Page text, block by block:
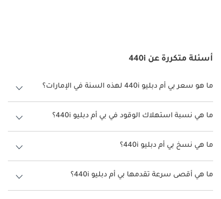
أسئلة متكررة عن 440i
ما هو سعر بي أم دبليو 440i لهذه السنة في الإمارات؟
بي أم دبليو 440i لهذه السنة في الإمارات هو TBD.
ما هي نسبة استهلاك الوقود في بي أم دبليو 440i؟
اقترحت الشركة المصنعة أن تكون نسبة توفير استهلاك الوقود لسيارة بي أم
دبليو 440i هو TBD.
ما هي نسخ بي أم دبليو 440i؟
نسخ بي أم دبليو 440i هي .
ما هي أقصى سرعة تقدمها بي أم دبليو 440i؟
السرعة القصوى بي أم دبليو 440i هي TBD.